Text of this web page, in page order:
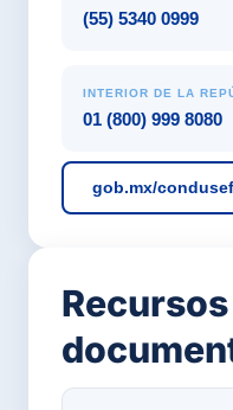
(55) 5340 0999
INTERIOR DE LA
01 (800) 999 8080
gob.mx/condusef